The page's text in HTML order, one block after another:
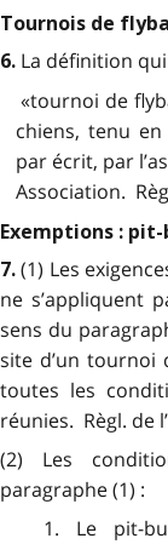
Tournois de
6. La définition
«tournoi de
chiens, tenu
par écrit, par
Association.
Exemptions :
7. (1) Les
ne s’appliquent
sens du
site d’un tournoi
toutes les
réunies. Règl. de
(2) Les
paragraphe (1) :
1. Le pit-